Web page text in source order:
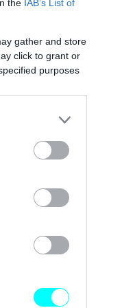
the IAB’s List of
gather and store
click to grant or
purposes